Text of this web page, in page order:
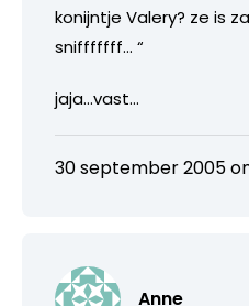
konijntje Valery? ze is
snifffffff… “
jaja…vast…
30 september 2005
Anne